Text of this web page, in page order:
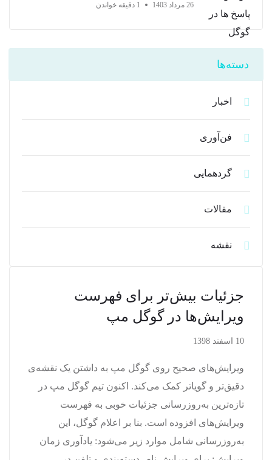
26 مرداد 1403 1 دقیقه خواندن
دسته‌ها
اخبار
فن‌آوری
گردهمایی
مقالات
نقشه
جزئیات بیش‌تر برای فهرست
ویرایش‌ها در گوگل مپ
10 اسفند 1398
ویرایش‌های صحیح روی گوگل مپ به داشتن یک نقشه‌ی
دقیق‌تر و گویاتر کمک می‌کند. اکنون تیم گوگل مپ در
تازه‌ترین به‌روزرسانی جزئیات خوبی به فهرست
ویرایش‌های افزوده است. بنا بر اعلام گوگل، این
به‌روزرسانی شامل موارد زیر می‌شود: یادآوری زمان